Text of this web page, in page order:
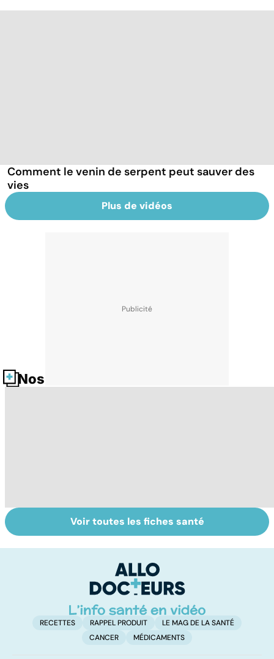
Comment le venin de serpent peut sauver des
vies
Plus de vidéos
Nos fiches santé
Tout savoir sur le
cerveau
Staphylocoque
doré : une
surveillance
Voir toutes les fiches santé
RECETTES RAPPEL PRODUIT
LE MAG DE LA SANTÉ
CANCER
MÉDICAMENTS